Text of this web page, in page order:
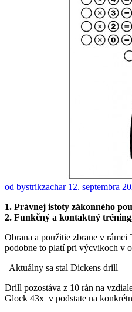
od bystrikzachar 12. septembra
1. Právnej istoty zákonného
2. Funkčný a kontaktný
Obrana a použitie zbrane v
podobne to platí pri výcvikoch v
Aktuálny sa stal Dickens drill
Drill pozostáva z 10 rán na
Glock 43x v podstate na